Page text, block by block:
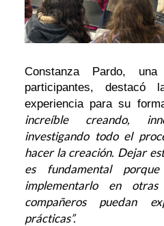
Constanza Pardo,
participantes, destacó
experiencia para su
increíble creando,
investigando todo el
hacer la creación. Dejar
es fundamental
implementarlo en
compañeros puedan
prácticas”.